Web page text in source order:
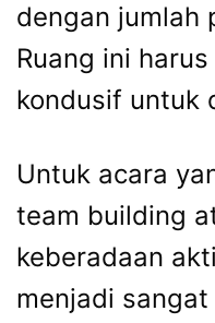
dengan jumlah
Ruang ini
kondusif untuk
Untuk acara
team building
keberadaan
menjadi